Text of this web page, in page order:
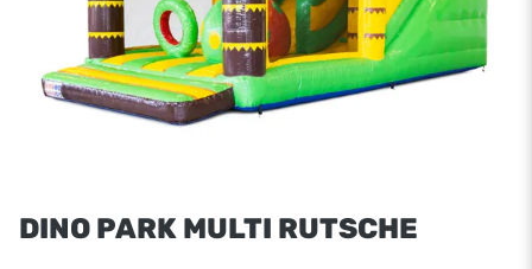
DINO PARK MULTI RUTSCHE